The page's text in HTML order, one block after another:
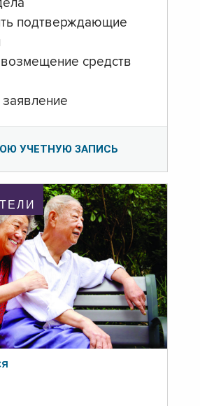
подтверждающие
средств
заявление
УЧЕТНУЮ ЗАПИСЬ